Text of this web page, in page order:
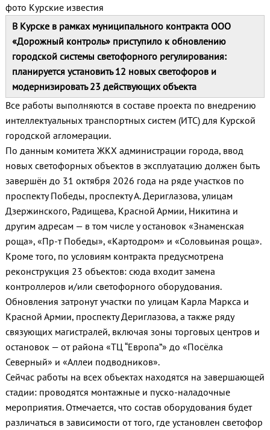
фото Курские известия
В Курске в рамках муниципального контракта ООО
«Дорожный контроль» приступило к обновлению
городской системы светофорного регулирования:
планируется установить 12 новых светофоров и
модернизировать 23 действующих объекта
Все работы выполняются в составе проекта по внедрению
интеллектуальных транспортных систем (ИТС) для Курской
городской агломерации.
По данным комитета ЖКХ администрации города, ввод
новых светофорных объектов в эксплуатацию должен быть
завершён до 31 октября 2026 года на ряде участков по
проспекту Победы, проспекту А. Дериглазова, улицам
Дзержинского, Радищева, Красной Армии, Никитина и
другим адресам — в том числе у остановок «Знаменская
роща», «Пр-т Победы», «Картодром» и «Соловьиная роща».
Кроме того, по условиям контракта предусмотрена
реконструкция 23 объектов: сюда входит замена
контроллеров и/или светофорного оборудования.
Обновления затронут участки по улицам Карла Маркса и
Красной Армии, проспекту Дериглазова, а также ряду
связующих магистралей, включая зоны торговых центров и
остановок — от района «ТЦ “Европа”» до «Посёлка
Северный» и «Аллеи подводников».
Сейчас работы на всех объектах находятся на завершающей
стадии: проводятся монтажные и пуско-наладочные
мероприятия. Отмечается, что состав оборудования будет
различаться в зависимости от того, где установлен светофор